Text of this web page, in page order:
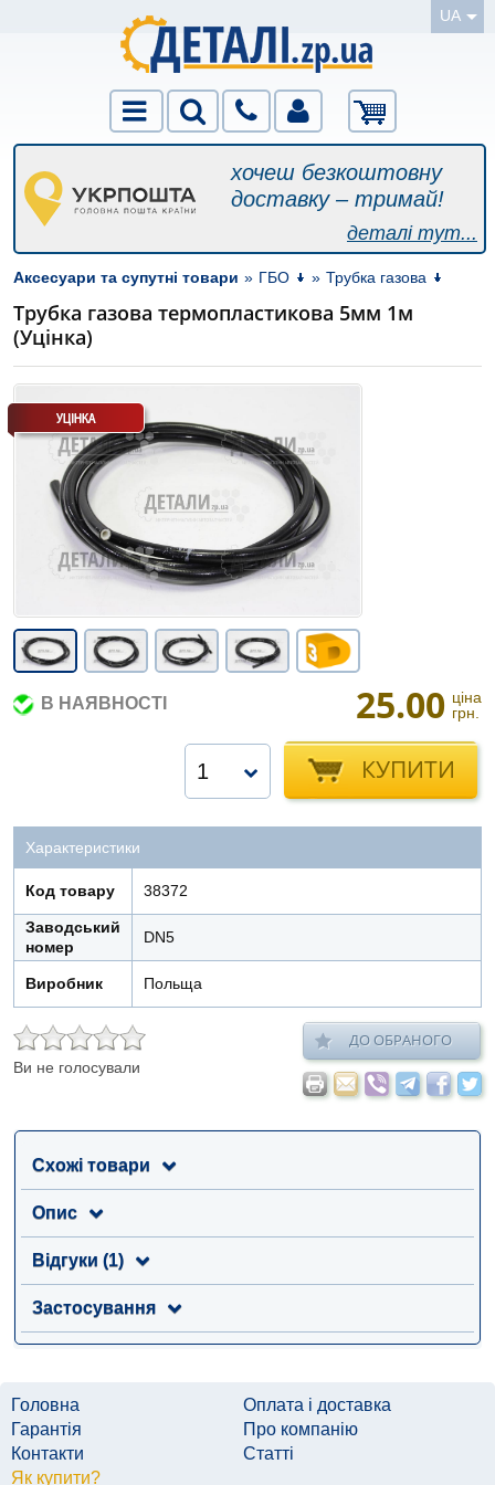
UA
хочеш безкоштовну
доставку – тримай!
деталі тут...
Аксесуари та супутні товари » ГБО » Трубка газова
Трубка газова термопластикова 5мм 1м
(Уцінка)
В НАЯВНОСТІ 25.00 ціна
грн.
КУПИТИ
1
Характеристики
Код товару 38372
Заводський
номер
DN5
Виробник Польща
Ви не голосували
ДО ОБРАНОГО
Схожі товари
Опис
Відгуки (1)
Застосування
Головна
Оплата і доставка
Гарантія
Про компанію
Контакти
Статті
Як купити?